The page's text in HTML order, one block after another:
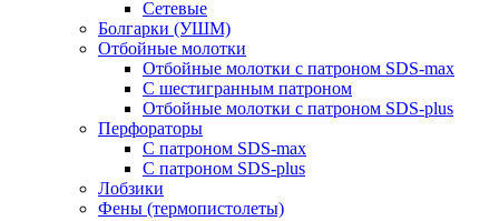
Сетевые
Болгарки (УШМ)
Отбойные молотки
Отбойные молотки с патроном SDS-max
С шестигранным патроном
Отбойные молотки с патроном SDS-plus
Перфораторы
С патроном SDS-max
С патроном SDS-plus
Лобзики
Фены (термопистолеты)